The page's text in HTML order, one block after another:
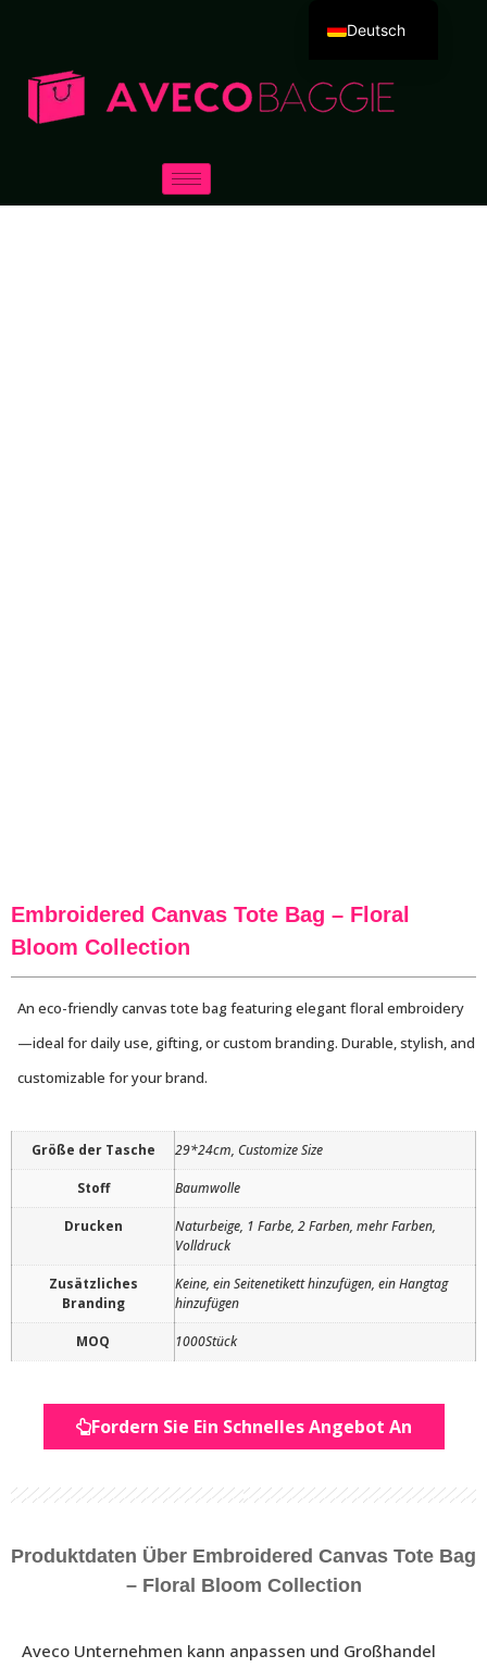
Embroidered Canvas Tote Bag – Floral
Bloom Collection
An eco-friendly canvas tote bag featuring elegant floral embroidery
—ideal for daily use, gifting, or custom branding. Durable, stylish, and
customizable for your brand.
Größe der Tasche 29*24cm, Customize Size
Stoff Baumwolle
Drucken
Naturbeige, 1 Farbe, 2 Farben, mehr Farben,
Volldruck
Zusätzliches
Branding
Keine, ein Seitenetikett hinzufügen, ein Hangtag
hinzufügen
MOQ 1000Stück
Fordern Sie Ein Schnelles Angebot An
Produktdaten Über Embroidered Canvas Tote Bag
– Floral Bloom Collection
Aveco Unternehmen kann anpassen und Großhandel
Deutsch
Español
العربية